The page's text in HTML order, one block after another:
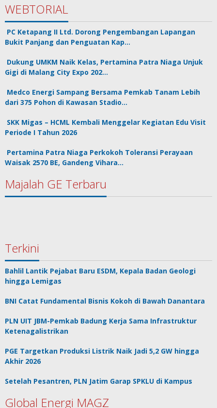
WEBTORIAL
PC Ketapang II Ltd. Dorong Pengembangan Lapangan
Bukit Panjang dan Penguatan Kap…
Dukung UMKM Naik Kelas, Pertamina Patra Niaga Unjuk
Gigi di Malang City Expo 202…
Medco Energi Sampang Bersama Pemkab Tanam Lebih
dari 375 Pohon di Kawasan Stadio…
SKK Migas – HCML Kembali Menggelar Kegiatan Edu Visit
Periode I Tahun 2026
Pertamina Patra Niaga Perkokoh Toleransi Perayaan
Waisak 2570 BE, Gandeng Vihara…
Majalah GE Terbaru
Terkini
Bahlil Lantik Pejabat Baru ESDM, Kepala Badan Geologi
hingga Lemigas
BNI Catat Fundamental Bisnis Kokoh di Bawah Danantara
PLN UIT JBM-Pemkab Badung Kerja Sama Infrastruktur
Ketenagalistrikan
PGE Targetkan Produksi Listrik Naik Jadi 5,2 GW hingga
Akhir 2026
Setelah Pesantren, PLN Jatim Garap SPKLU di Kampus
Global Energi MAGZ